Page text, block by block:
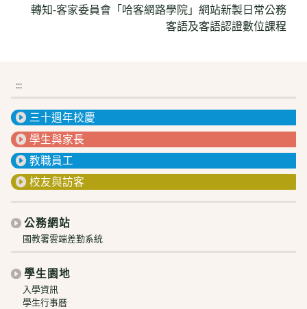
轉知-客家委員會「哈客網路學院」網站新製日常公務
客語及客語認證數位課程
:::
三十週年校慶
學生與家長
教職員工
校友與訪客
公務網站
國教署雲端差勤系統
學生園地
入學資訊
學生行事曆